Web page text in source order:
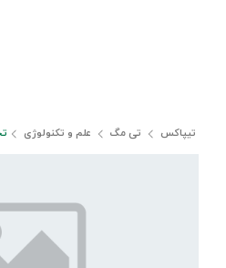
تیپاکس تی مگ علم و تکنولوژی